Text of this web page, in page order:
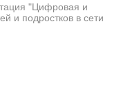
"Цифровая и
и подростков в сети